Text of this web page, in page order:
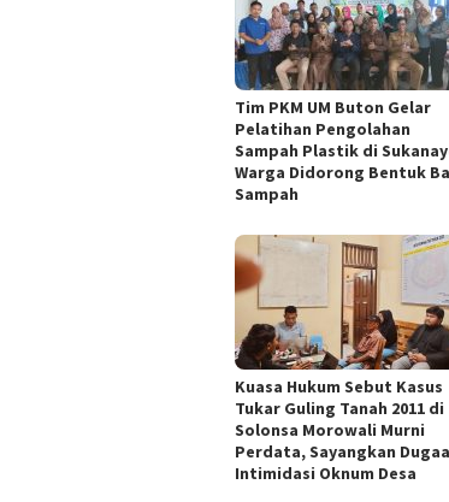
Tim PKM UM Buton Gelar
Pelatihan Pengolahan
Sampah Plastik di
Warga Didorong Bentuk
Sampah
Kuasa Hukum Sebut Kasus
Tukar Guling Tanah 2011 di
Solonsa Morowali Murni
Perdata, Sayangkan
Intimidasi Oknum Desa